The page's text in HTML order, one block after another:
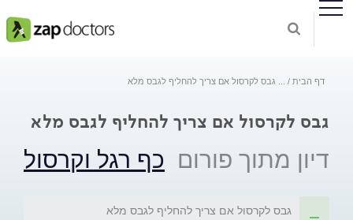
דף הבית גבס לקרסול אם צריך להחליף לגבס מלא
גבס לקרסול אם צריך להחליף לגבס מלא
דיון מתוך פורום כף רגל וקרסול
גבס לקרסול אם צריך להחליף לגבס מלא